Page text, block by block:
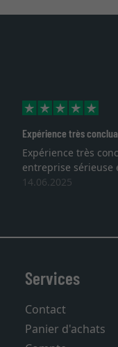
Expérience très concluante
Expérience très
entreprise sérieuse
14.06.2025
Services
Contact
Panier d'achats